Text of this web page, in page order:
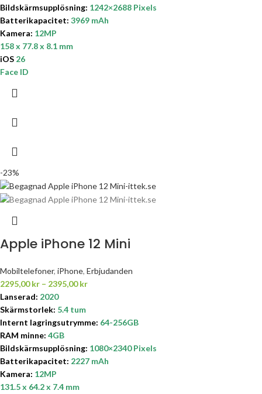
Bildskärmsupplösning: 1242×2688 Pixels
Batterikapacitet: 3969 mAh
Kamera: 12MP
158 x 77.8 x 8.1 mm
iOS 26
Face ID
-23%
Apple iPhone 12 Mini
Mobiltelefoner, iPhone, Erbjudanden
2295,00kr – 2395,00kr
Lanserad: 2020
Skärmstorlek: 5.4 tum
Internt lagringsutrymme: 64-256GB
RAM minne: 4GB
Bildskärmsupplösning: 1080×2340Pixels
Batterikapacitet: 2227 mAh
Kamera: 12MP
131.5 x 64.2 x 7.4 mm